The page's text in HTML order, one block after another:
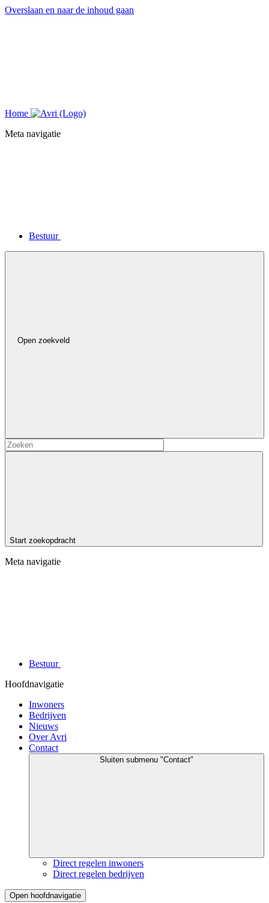
Overslaan en naar de inhoud gaan
Home
Meta navigatie
Bestuur
Open zoekveld
Start zoekopdracht
Meta navigatie
Bestuur
Hoofdnavigatie
Inwoners
Bedrijven
Nieuws
Over Avri
Contact
Sluiten submenu "Contact"
Direct regelen inwoners
Direct regelen bedrijven
Open hoofdnavigatie